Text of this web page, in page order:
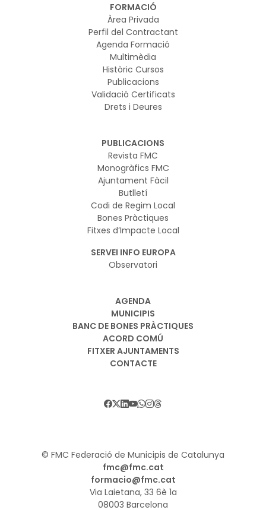
FORMACIÓ
Àrea Privada
Perfil del Contractant
Agenda Formació
Multimèdia
Històric Cursos
Publicacions
Validació Certificats
Drets i Deures
PUBLICACIONS
Revista FMC
Monogràfics FMC
Ajuntament Fàcil
Butlletí
Codi de Regim Local
Bones Pràctiques
Fitxes d’Impacte Local
SERVEI INFO EUROPA
Observatori
AGENDA
MUNICIPIS
BANC DE BONES PRÀCTIQUES
ACORD COMÚ
FITXER AJUNTAMENTS
CONTACTE
© FMC Federació de Municipis de Catalunya
fmc@fmc.cat
formacio@fmc.cat
Via Laietana, 33 6è 1a
08003 Barcelona